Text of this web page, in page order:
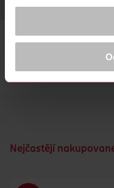
K provozu stránek,
médií, analýze
Více najdete vprohlášení
Děkujeme za pochopení. >
Základní nástroj pro
žiletka 2 Rukojeť pro
kvality 4 Bezpečný kryt
Nejčastějí